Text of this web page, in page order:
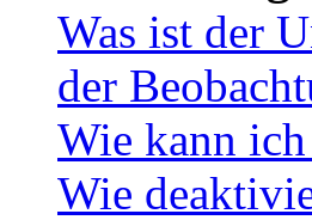
Was ist der
der
Wie kann
Wie